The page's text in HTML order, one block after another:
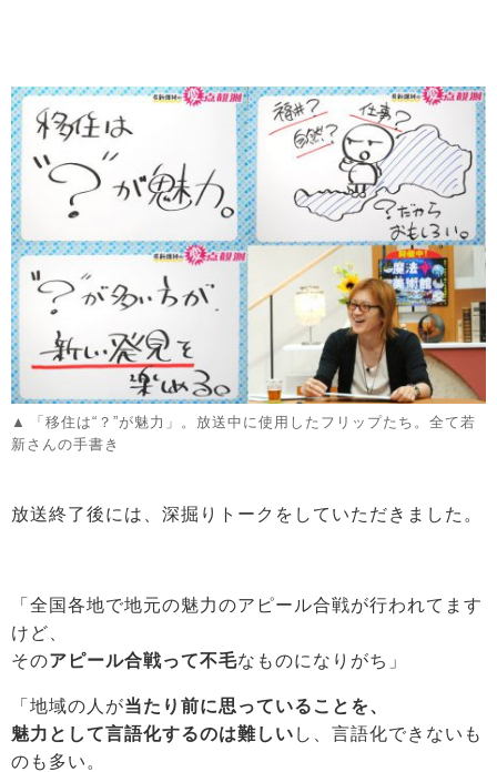
「移住は“？”が魅力」。放送中に使用したフリップたち。全て若
新さんの手書き
放送終了後には、深掘りトークをしていただきました。
「全国各地で地元の魅力のアピール合戦が行われてます
けど、
そのアピール合戦って不毛なものになりがち」
「地域の人が当たり前に思っていることを、
魅力として言語化するのは難しい し、言語化できないも
のも多い。